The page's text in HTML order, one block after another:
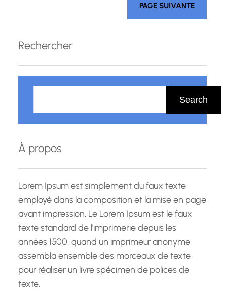
PAGE SUIVANTE
Rechercher
h
r
c
h
Search
À propos
Lorem Ipsum est simplement du faux texte
employé dans la composition et la mise en page
avant impression. Le Lorem Ipsum est le faux
texte standard de l'imprimerie depuis les
années 1500, quand un imprimeur anonyme
assembla ensemble des morceaux de texte
pour réaliser un livre spécimen de polices de
texte.